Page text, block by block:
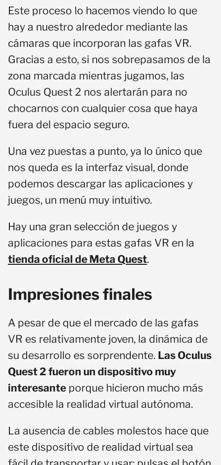
Este proceso lo hacemos viendo lo que
hay a nuestro alrededor mediante las
cámaras que incorporan las gafas VR.
Gracias a esto, si nos sobrepasamos de la
zona marcada mientras jugamos, las
Oculus Quest 2 nos alertarán para no
chocarnos con cualquier cosa que haya
fuera del espacio seguro.
Una vez puestas a punto, ya lo único que
nos queda es la interfaz visual, donde
podemos descargar las aplicaciones y
juegos, un menú muy intuitivo.
Hay una gran selección de juegos y
aplicaciones para estas gafas VR en la
tienda oficial de Meta Quest.
Impresiones finales
A pesar de que el mercado de las gafas
VR es relativamente joven, la dinámica de
su desarrollo es sorprendente. Las Oculus
Quest 2 fueron un dispositivo muy
interesante porque hicieron mucho más
accesible la realidad virtual autónoma.
La ausencia de cables molestos hace que
este dispositivo de realidad virtual sea